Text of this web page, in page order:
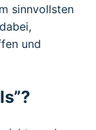
sinnvollsten
und